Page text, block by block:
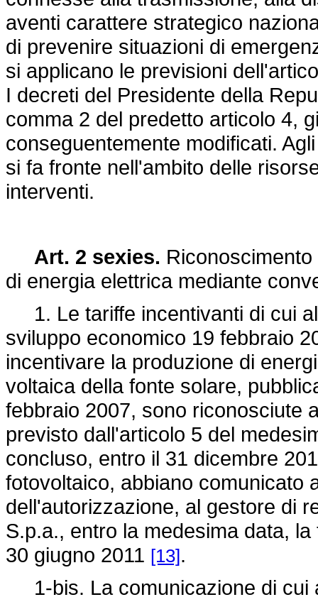
aventi carattere strategico
di prevenire situazioni di
si applicano le previsioni
I decreti del Presidente della
comma 2 del predetto articolo 4,
conseguentemente modificati.
si fa fronte nell'ambito delle
interventi.
Art. 2 sexies.
di energia elettrica mediante
1. Le tariffe incentivanti di cui
sviluppo economico 19 febbraio
incentivare la produzione di
voltaica della fonte solare,
febbraio 2007, sono riconosciute
previsto dall'articolo 5 del
concluso, entro il 31 dicembre
fotovoltaico, abbiano comunicato
dell'autorizzazione, al gestore di
S.p.a., entro la medesima data,
30 giugno 2011 [13].
1-bis. La comunicazione di cui